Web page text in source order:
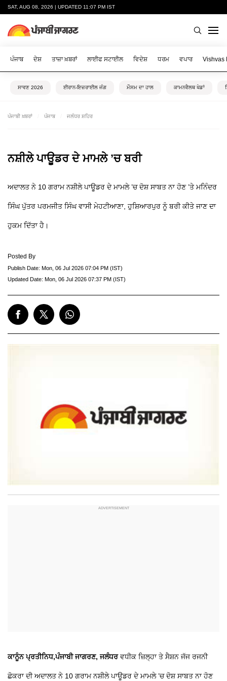
SAT, AUG 08, 2026 | UPDATED 11:07 PM IST
ਪੰਜਾਬ ਦੇਸ਼ ਤਾਜ਼ਾ ਖ਼ਬਰਾਂ ਲਾਈਫ ਸਟਾਈਲ ਵਿਦੇਸ਼ ਧਰਮ ਵਪਾਰ Vishvas
ਸਾਵਣ 2026 ਈਰਾਨ-ਇਜ਼ਰਾਈਲ ਜੰਗ ਮੌਸਮ ਦਾ ਹਾਲ ਕਾਮਨਵੈਲਥ ਖੇਡਾਂ
ਪੰਜਾਬੀ ਖ਼ਬਰਾਂ ਪੰਜਾਬ ਜਲੰਧਰ ਸ਼ਹਿਰ
ਨਸ਼ੀਲੇ ਪਾਊਡਰ ਦੇ ਮਾਮਲੇ ’ਚ ਬਰੀ
ਅਦਾਲਤ ਨੇ 10 ਗਰਾਮ ਨਸ਼ੀਲੇ ਪਾਊਡਰ ਦੇ ਮਾਮਲੇ ’ਚ ਦੋਸ਼ ਸਾਬਤ ਨਾ ਹੋਣ ’ਤੇ ਮਨਿੰਦਰ
ਸਿੰਘ ਪੁੱਤਰ ਪਰਮਜੀਤ ਸਿੰਘ ਵਾਸੀ ਮੇਹਟੀਆਣਾ, ਹੁਸ਼ਿਆਰਪੁਰ ਨੂੰ ਬਰੀ ਕੀਤੇ ਜਾਣ ਦਾ
ਹੁਕਮ ਦਿੱਤਾ ਹੈ।
Posted By
Publish Date: Mon, 06 Jul 2026 07:04 PM (IST)
Updated Date: Mon, 06 Jul 2026 07:37 PM (IST)
ਕਾਨੂੰਨ ਪ੍ਰਤੀਨਿਧ,ਪੰਜਾਬੀ ਜਾਗਰਣ, ਜਲੰਧਰ ਵਧੀਕ ਜ਼ਿਲ੍ਹਾ ਤੇ ਸੈਸ਼ਨ ਜੱਜ ਰਜਨੀ
ਛੋਕਰਾ ਦੀ ਅਦਾਲਤ ਨੇ 10 ਗਰਾਮ ਨਸ਼ੀਲੇ ਪਾਊਡਰ ਦੇ ਮਾਮਲੇ ’ਚ ਦੋਸ਼ ਸਾਬਤ ਨਾ ਹੋਣ